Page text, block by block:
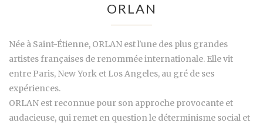
ORLAN
Née à Saint-Étienne, ORLAN est l'une des plus grandes
artistes françaises de renommée internationale. Elle vit
entre Paris, New York et Los Angeles, au gré de ses
expériences.
ORLAN est reconnue pour son approche provocante et
audacieuse, qui remet en question le déterminisme social et